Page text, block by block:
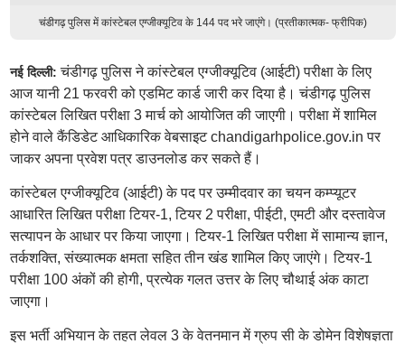
चंडीगढ़ पुलिस में कांस्टेबल एग्जीक्यूटिव के 144 पद भरे जाएंगे। (प्रतीकात्मक- फ्रीपिक)
नई दिल्ली:चंडीगढ़ पुलिस ने कांस्टेबल एग्जीक्यूटिव (आईटी) परीक्षा के लिए
आज यानी 21 फरवरी को एडमिट कार्ड जारी कर दिया है। चंडीगढ़ पुलिस
कांस्टेबल लिखित परीक्षा 3 मार्च को आयोजित की जाएगी। परीक्षा में शामिल
होने वाले कैंडिडेट आधिकारिक वेबसाइट chandigarhpolice.gov.in पर
जाकर अपना प्रवेश पत्र डाउनलोड कर सकते हैं।
कांस्टेबल एग्जीक्यूटिव (आईटी) के पद पर उम्मीदवार का चयन कम्प्यूटर
आधारित लिखित परीक्षा टियर-1, टियर 2 परीक्षा, पीईटी, एमटी और दस्तावेज
सत्यापन के आधार पर किया जाएगा। टियर-1 लिखित परीक्षा में सामान्य ज्ञान,
तर्कशक्ति, संख्यात्मक क्षमता सहित तीन खंड शामिल किए जाएंगे। टियर-1
परीक्षा 100 अंकों की होगी, प्रत्येक गलत उत्तर के लिए चौथाई अंक काटा
जाएगा।
इस भर्ती अभियान के तहत लेवल 3 के वेतनमान में ग्रुप सी के डोमेन विशेषज्ञता